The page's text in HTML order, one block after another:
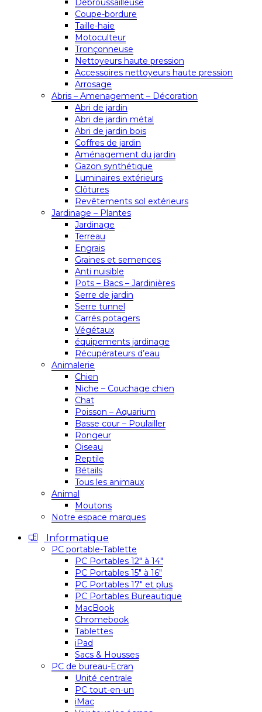
Débroussailleuse
Coupe-bordure
Taille-haie
Motoculteur
Tronçonneuse
Nettoyeurs haute pression
Accessoires nettoyeurs haute pression
Arrosage
Abris – Amenagement – Décoration
Abri de jardin
Abri de jardin métal
Abri de jardin bois
Coffres de jardin
Aménagement du jardin
Gazon synthétique
Luminaires extérieurs
Clôtures
Revêtements sol extérieurs
Jardinage – Plantes
Jardinage
Terreau
Engrais
Graines et semences
Anti nuisible
Pots – Bacs – Jardinières
Serre de jardin
Serre tunnel
Carrés potagers
Végétaux
équipements jardinage
Récupérateurs d’eau
Animalerie
Chien
Niche – Couchage chien
Chat
Poisson – Aquarium
Basse cour – Poulailler
Rongeur
Oiseau
Reptile
Bétails
Tous les animaux
Animal
Moutons
Notre espace marques
Informatique
PC portable-Tablette
PC Portables 12″ à 14″
PC Portables 15″ à 16″
PC Portables 17″ et plus
PC Portables Bureautique
MacBook
Chromebook
Tablettes
iPad
Sacs & Housses
PC de bureau-Ecran
Unité centrale
PC tout-en-un
iMac